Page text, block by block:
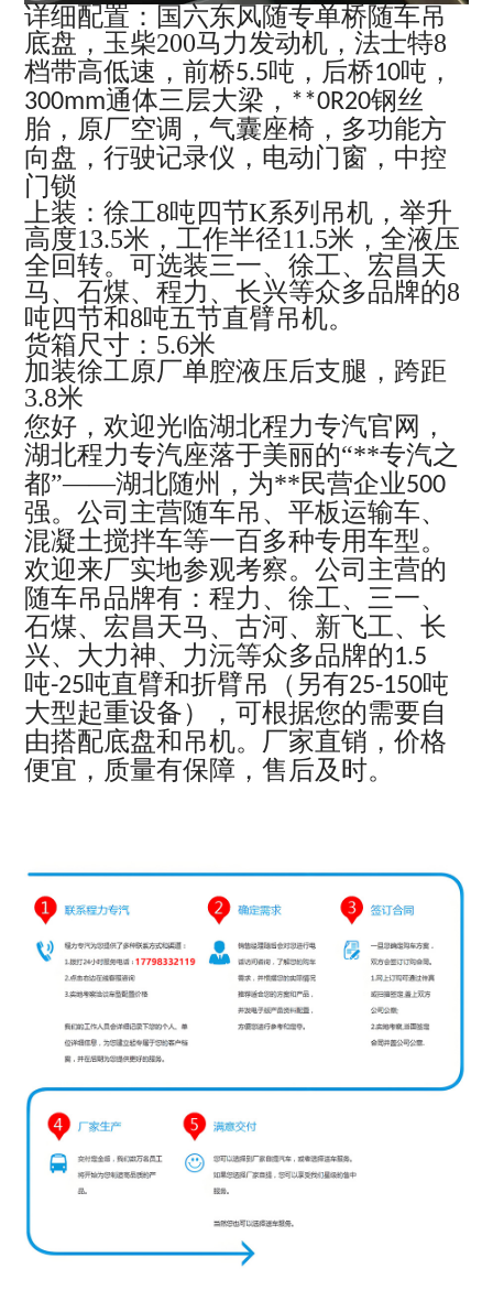
详细配置：国六东风随专单桥随车吊
底盘，玉柴200马力发动机，法士特8
档带高低速，前桥5.5吨，后桥10吨，
300mm通体三层大梁， **0R20钢丝
胎，原厂空调，气囊座椅，多功能方
向盘，行驶记录仪，电动门窗，中控
门锁
上装：徐工8吨四节K系列吊机，举升
高度13.5米，工作半径11.5米，全液压
全回转。可选装三一、徐工、宏昌天
马、石煤、程力、长兴等众多品牌的8
吨四节和8吨五节直臂吊机。
货箱尺寸：5.6米
加装徐工原厂单腔液压后支腿，跨距
3.8米
您好，欢迎光临湖北程力专汽官网，
湖北程力专汽座落于美丽的“**专汽之
都”——湖北随州，为**民营企业500
强。公司主营随车吊、平板运输车、
混凝土搅拌车等一百多种专用车型。
欢迎来厂实地参观考察。公司主营的
随车吊品牌有：程力、徐工、三一、
石煤、宏昌天马、古河、新飞工、长
兴、大力神、力沅等众多品牌的1.5
吨-25吨直臂和折臂吊（另有25-150吨
大型起重设备），可根据您的需要自
由搭配底盘和吊机。厂家直销，价格
便宜，质量有保障，售后及时。